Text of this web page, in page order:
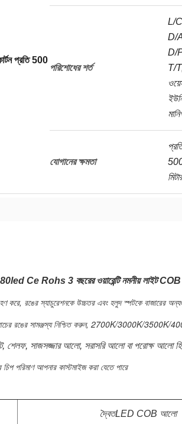
প্রতি 500
পরিশোধের শর্ত
L/
D/
D/
T/
যোগানের ক্ষমতা
মিটার
Ce Rohs 3 বছরের ওয়ারেন্টি নমনীয় লাইট
করে, রঙের স্যাচুরেশনকে উচ্চতর এবং হলুদ স্পটকে বাজারের
ব্যাচের রঙের সামঞ্জস্য নিশ্চিত করুন, 2700K/3000K/
শেলফ, সাজসজ্জার আলো, সরাসরি আলো বা পরোক্ষ আলো
পরিমাণ আপনার কাস্টমাইজ করা যেতে পারে
দ্বৈতLED COB আলো